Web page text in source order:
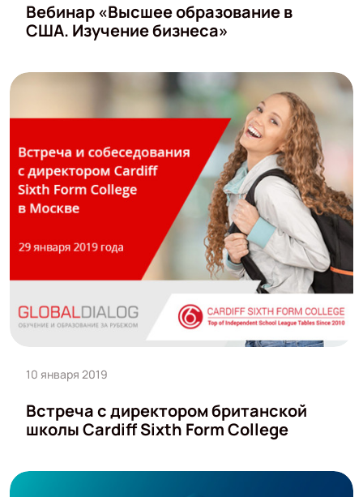
Вебинар «Высшее образование в
США. Изучение бизнеса»
10 января 2019
Встреча с директором британской
школы Cardiff Sixth Form College